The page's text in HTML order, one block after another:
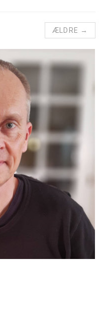
ÆLDRE →